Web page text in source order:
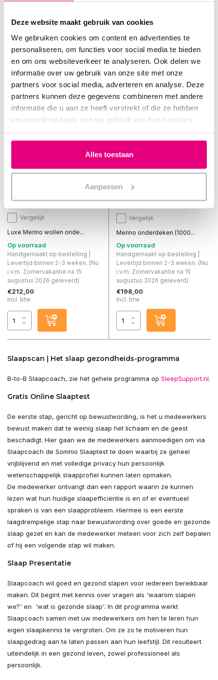
Deze website maakt gebruik van cookies
We gebruiken cookies om content en advertenties te
personaliseren, om functies voor social media te bieden
en om ons websiteverkeer te analyseren. Ook delen we
informatie over uw gebruik van onze site met onze
partners voor social media, adverteren en analyse. Deze
partners kunnen deze gegevens combineren met andere
informatie die u aan ze heeft verstrekt of die ze hebben
verzameld op basis van uw gebruik van hun services.
Alles toestaan
Aanpassen
Voor 15:00 uur besteld, zelfde
€29,95 €29,95
Sleep coach
Merino wollen onderdeken
Vergelijk
Luxe Merino wollen onde...
Op voorraad
Handgemaakt op bestelling |
Levertijd binnen 2-3 weken. (Nu
i.v.m. Zomervakantie na 15
augustus 2026 geleverd)
€212,00
Incl. btw
Sleep coach
Merino Onderdeken voor
Zachte Matrassen
Vergelijk
Merino onderdeken (1000...
Op voorraad
Handgemaakt op bestelling |
Levertijd binnen 2-3 weken. (Nu
i.v.m. Zomervakantie na 15
augustus 2026 geleverd)
€198,00
Incl. btw
Slaapscan | Het slaap gezondheids-programma
B-to-B Slaapcoach, zie het gehele programma op SleepSupport.nl.
Gratis Online Slaaptest
De eerste stap, gericht op bewustwording, is het u medewerkers
bewust maken dat te weinig slaap het lichaam en de geest
beschadigt. Hier gaan we de medewerkers aanmoedigen om via
Slaapcoach de Somnio Slaaptest te doen waarbij ze geheel
vrijblijvend en met volledige privacy hun persoonlijk
wetenschappelijk slaapprofiel kunnen laten opmaken.
De medewerker ontvangt dan een rapport waarin ze kunnen
lezen wat hun huidige slaapefficiëntie is en of er eventueel
spraken is van een slaapprobleem. Hiermee is een eerste
laagdrempelige stap naar bewustwording over goede en gezonde
slaap gezet en kan de medewerker meteen voor zich zelf bepalen
of hij een volgende stap wil maken.
Slaap Presentatie
Slaapcoach wil goed en gezond slapen voor iedereen bereikbaar
maken. Dit begint met kennis over vragen als 'waarom slapen
we?' en 'wat is gezonde slaap'. In dit programma werkt
Slaapcoach samen met uw medewerkers om hen te leren hun
eigen slaapkennis te vergroten. Om ze zo te motiveren hun
slaapgedrag aan te laten passen aan hun leefstijl. Dit resulteert
uiteindelijk in een gezond leven, zowel professioneel als
persoonlijk.